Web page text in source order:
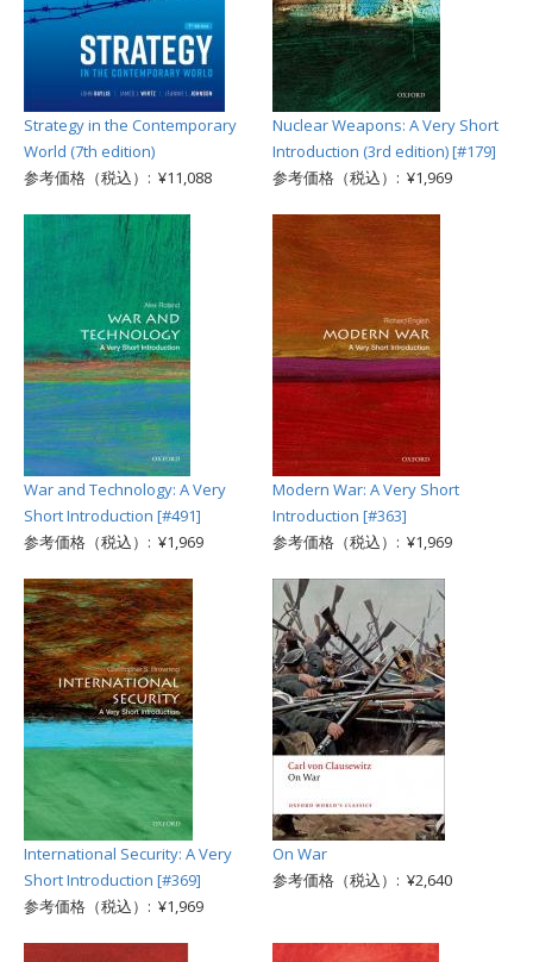
Strategy in the Contemporary
World (7th edition)
参考価格（税込）: ¥11,088
Nuclear Weapons: A Very Short
Introduction (3rd edition) [#179]
参考価格（税込）: ¥1,969
War and Technology: A Very
Short Introduction [#491]
参考価格（税込）: ¥1,969
Modern War: A Very Short
Introduction [#363]
参考価格（税込）: ¥1,969
International Security: A Very
Short Introduction [#369]
参考価格（税込）: ¥1,969
On War
参考価格（税込）: ¥2,640